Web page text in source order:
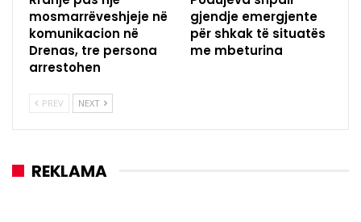
mosmarrëveshjeje në
komunikacion në
Drenas, tre persona
arrestohen
gjendje emergjente
për shkak të situatës
me mbeturina
PREV NEXT
REKLAMA